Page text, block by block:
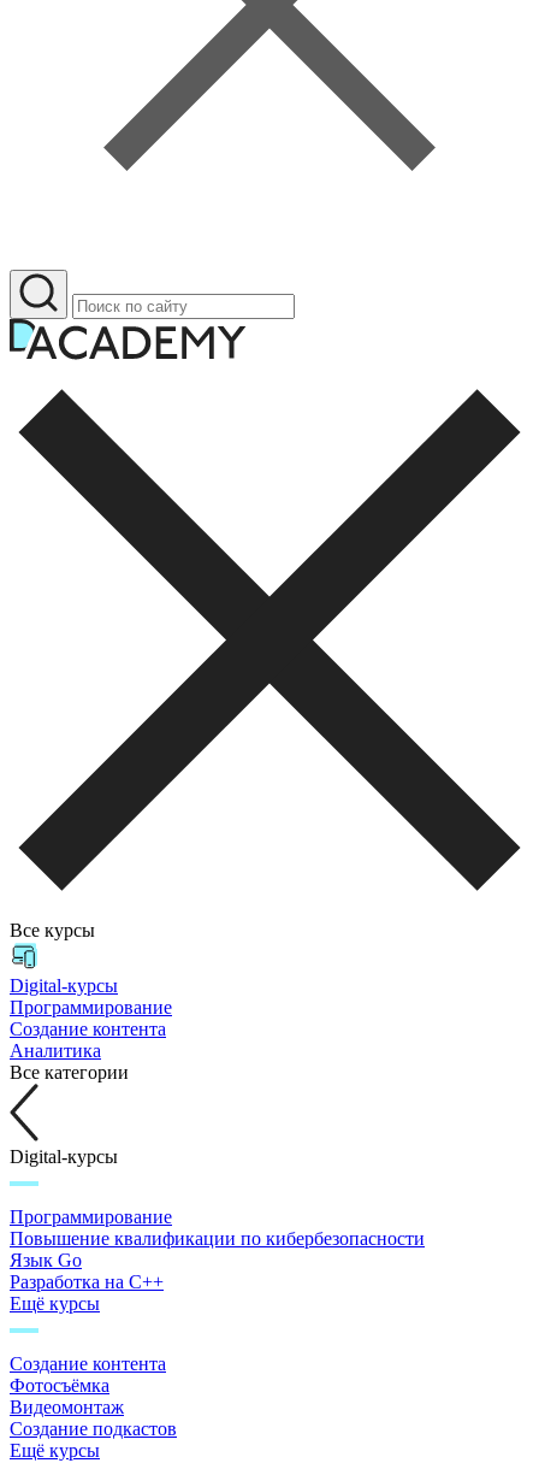
Все курсы
Digital-курсы
Программирование
Создание контента
Аналитика
Все категории
Digital-курсы
Программирование
Повышение квалификации по кибербезопасности
Язык Go
Разработка на C++
Ещё курсы
Создание контента
Фотосъёмка
Видеомонтаж
Создание подкастов
Ещё курсы